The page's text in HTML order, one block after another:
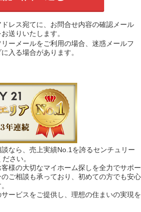
レス宛てに、お問合せ内容の確認メール
お送りいたします。
ーメールをご利用の場合、迷惑メールフ
入る場合があります。
なら、売上実績No.1を誇るセンチュリー
さい。
様の大切なマイホーム探しを全力でサポー
ご相談も承っており、初めての方でも安心
ービスをご提供し、理想の住まいの実現を